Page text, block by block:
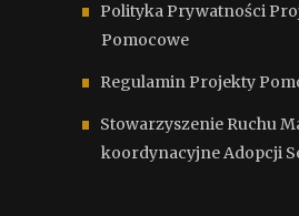
Polityka Prywatności
Pomocowe
Regulamin Projekty
Stowarzyszenie Ruchu
koordynacyjne Adopcji